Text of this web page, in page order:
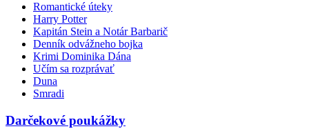
Romantické úteky
Harry Potter
Kapitán Stein a Notár Barbarič
Denník odvážneho bojka
Krimi Dominika Dána
Učím sa rozprávať
Duna
Smradi
Darčekové poukážky